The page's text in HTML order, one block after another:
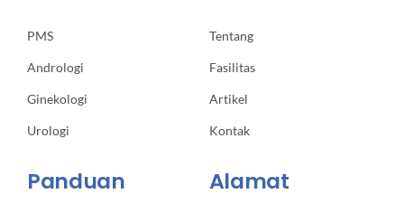
PMS
Andrologi
Ginekologi
Urologi
Tentang
Fasilitas
Artikel
Kontak
Panduan Alamat